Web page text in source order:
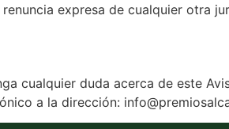
expresa de cualquier otra
cualquier duda acerca de este
a la dirección: